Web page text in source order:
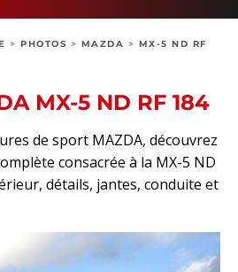
> PHOTOS > MAZDA > MX-5 ND RF
MX-5 ND RF 184
de sport MAZDA, découvrez
consacrée à la MX-5 ND
détails, jantes, conduite et